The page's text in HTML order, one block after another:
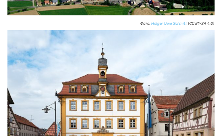
Фото: Holger Uwe Schmitt (CC BY-SA 4.0)